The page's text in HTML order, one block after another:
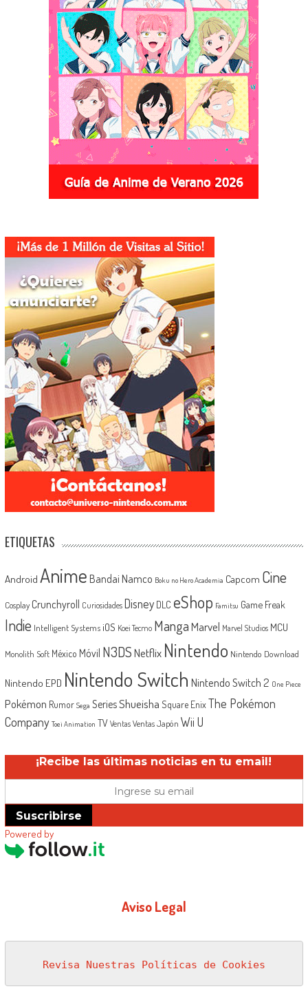
ETIQUETAS
Android Anime Bandai Namco Boku no Hero Academia Capcom Cine
Cosplay Crunchyroll Curiosidades Disney DLC eShop Famitsu Game Freak
Indie Intelligent Systems iOS Koei Tecmo MangaMarvel Marvel Studios MCU
Monolith Soft México Móvil N3DSNetflix Nintendo Nintendo Download
Nintendo EPD Nintendo Switch Nintendo Switch 2 One Piece
Pokémon Rumor Sega SeriesShueisha Square EnixThe Pokémon
Company Toei Animation TV Ventas Ventas Japón Wii U
¡Recibe las últimas noticias en tu email!
Suscribirse
Powered by
Aviso Legal
Revisa Nuestras Políticas de Cookies